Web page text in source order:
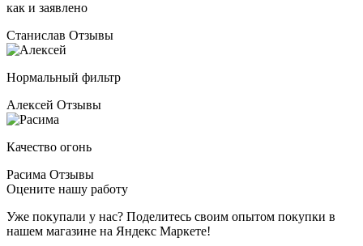
как и заявлено
Станислав Отзывы
Нормальный фильтр
Алексей Отзывы
Качество огонь
Расима Отзывы
Оцените нашу работу
Уже покупали у нас? Поделитесь своим опытом покупки в
нашем магазине на Яндекс Маркете!